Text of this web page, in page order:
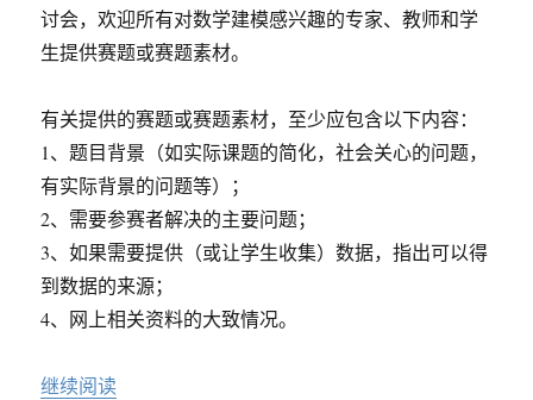
暨
讨
会
议
讨会，欢迎所有对数学建模感兴趣的专家、教师和学
生提供赛题或赛题素材。
有关提供的赛题或赛题素材，至少应包含以下内容：
1、题目背景（如实际课题的简化，社会关心的问题，
有实际背景的问题等）；
2、需要参赛者解决的主要问题；
3、如果需要提供（或让学生收集）数据，指出可以得
到数据的来源；
4、网上相关资料的大致情况。
继续阅读“2025年全国大学生数学建模竞赛征题暨命题研讨